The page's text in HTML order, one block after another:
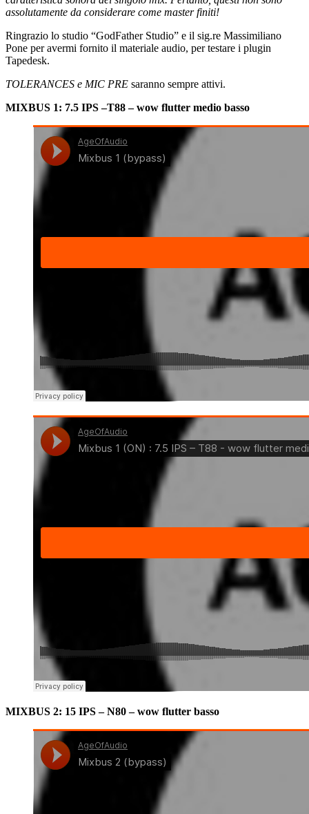
assolutamente da considerare come master finiti!
Ringrazio lo studio “GodFather Studio” e il sig.re Massimiliano
Pone per avermi fornito il materiale audio, per testare i plugin
Tapedesk.
TOLERANCES e MIC PRE saranno sempre attivi.
MIXBUS 1: 7.5 IPS –T88 – wow flutter medio basso
MIXBUS 2: 15 IPS – N80 – wow flutter basso